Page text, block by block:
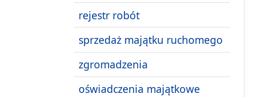
rejestr robót
sprzedaż majątku ruchomego
zgromadzenia
oświadczenia majątkowe